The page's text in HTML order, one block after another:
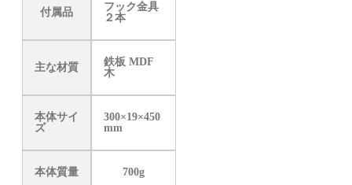
付属品
フック金具
２本
主な材質
鉄板 MDF
木
本体サイ
ズ
300×19×450
mm
本体質量 700g